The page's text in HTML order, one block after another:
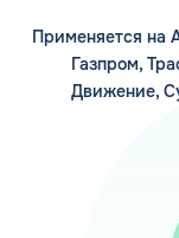
Применяется на
Газпром,
Движение,